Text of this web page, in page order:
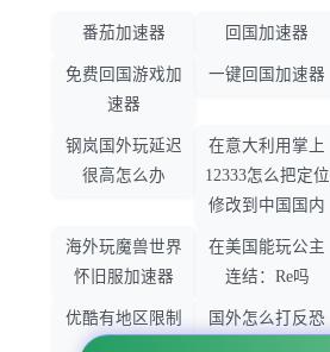
番茄加速器 回国加速器
免费回国游戏加
速器
一键回国加速器
钢岚国外玩延迟
很高怎么办
在意大利用掌上
12333怎么把定位
修改到中国国内
海外玩魔兽世界
怀旧服加速器
在美国能玩公主
连结：Re吗
优酷有地区限制
国外怎么打反恐